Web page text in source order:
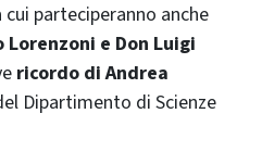
parteciperanno anche
e Don Luigi
ricordo di Andrea
Dipartimento di Scienze